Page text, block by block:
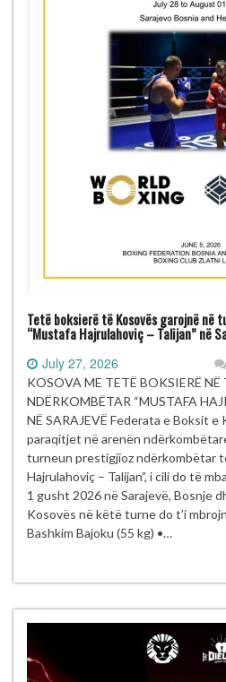
Tetë boksierë të Kosovës garojnë në
“Mustafa Hajrulahoviç – Talijan” në
July 27, 2026
KOSOVA ME TETË BOKSIERË NË
NDËRKOMBËTAR “MUSTAFA
NË SARAJEVË Federata e Boksit e
paraqitjet në arenën
turneun prestigjioz ndërkombëtar
Hajrulahoviç – Talijan”, i cili do të
1 gusht 2026 në Sarajevë, Bosnje
Kosovës në këtë turne do t’i
Bashkim Bajoku (55 kg) •…